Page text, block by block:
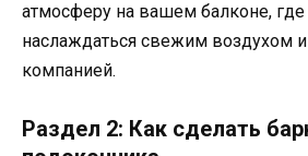
атмосферу на вашем балконе,
наслаждаться свежим воздухом
компанией.
Раздел 2: Как сделать